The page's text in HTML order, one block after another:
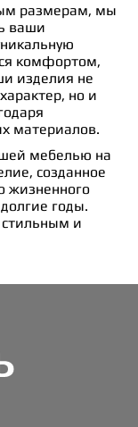
размерам, мы
ваши
комфортом,
изделия не
но и
материалов.
мебелью на
созданное
жизненного
годы.
и